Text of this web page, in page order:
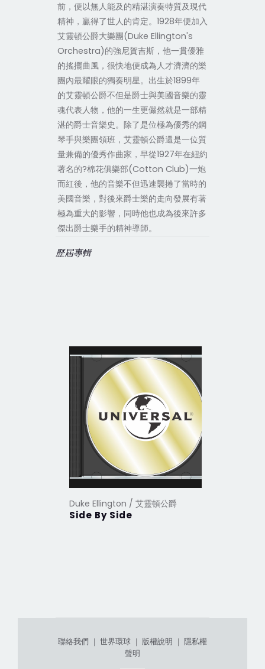
前，便以無人能及的精湛演奏特質及現代
精神，贏得了世人的肯定。1928年便加入
艾靈頓公爵大樂團(Duke Ellington's
Orchestra)的強尼賀吉斯，他一貫優雅
的搖擺曲風，很快地便成為人才濟濟的樂
團內最耀眼的獨奏明星。出生於1899年
的艾靈頓公爵不但是爵士與美國音樂的靈
魂代表人物，他的一生更儼然就是一部精
湛的爵士音樂史。除了是位極為優秀的鋼
琴手與樂團領班，艾靈頓公爵還是一位質
量兼備的優秀作曲家，早從1927年在紐約
著名的?棉花俱樂部(Cotton Club)一炮
而紅後，他的音樂不但迅速襲捲了當時的
美國音樂，對後來爵士樂的走向發展有著
極為重大的影響，同時他也成為後來許多
傑出爵士樂手的精神導師。
歷屆專輯
Duke Ellington / 艾靈頓公爵
Side By Side
聯絡我們 ｜ 世界環球 ｜ 版權說明 ｜ 隱私權
聲明